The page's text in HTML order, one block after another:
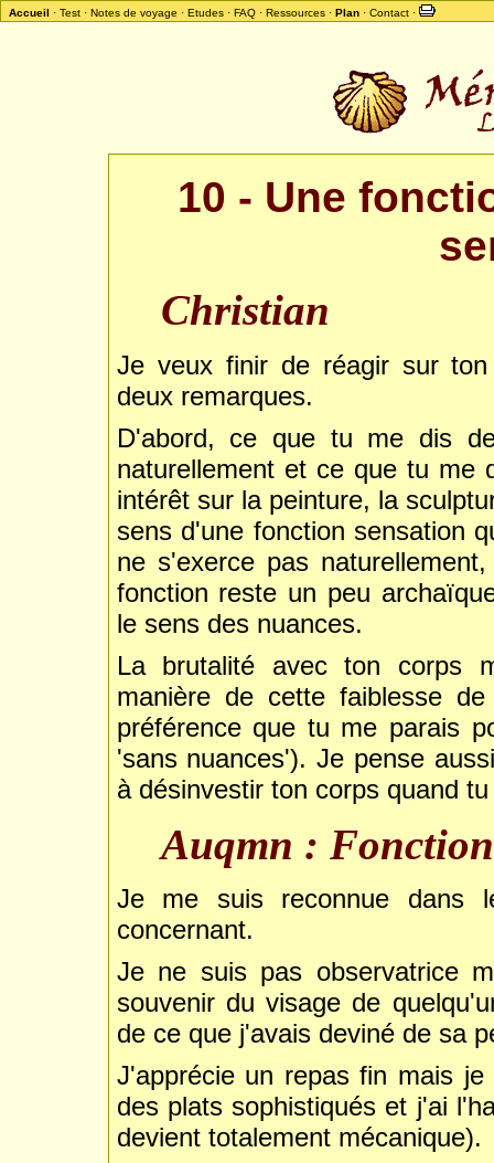
Accueil · Test· Notes de voyage · Etudes· FAQ· Ressources· Plan· Contact·
10 - Une
Christian
Je veux finir de réagir sur ton
deux remarques.
D'abord, ce que tu me dis
naturellement et ce que tu me
intérêt sur la peinture, la
sens d'une fonction sensation
ne s'exerce pas
fonction reste un peu
le sens des nuances.
La brutalité avec ton corps
manière de cette faiblesse
préférence que tu me parais
'sans nuances'). Je pense
à désinvestir ton corps quand
Auqmn :
Je me suis reconnue dans
concernant.
Je ne suis pas observatrice
souvenir du visage de
de ce que j'avais deviné de sa
J'apprécie un repas fin mais
des plats sophistiqués et j'ai
devient totalement mécanique).